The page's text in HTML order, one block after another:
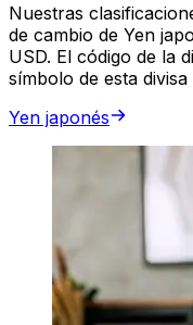
Nuestras
de cambio de Yen
USD. El código de la
símbolo de esta divisa
Yen japonés